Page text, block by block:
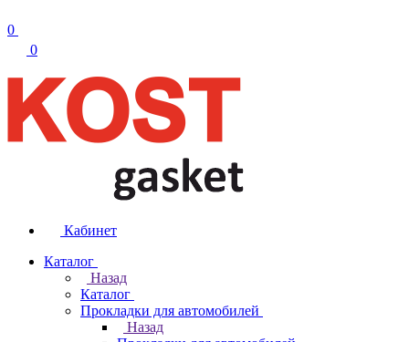
0
0
Кабинет
Каталог
Назад
Каталог
Прокладки для автомобилей
Назад